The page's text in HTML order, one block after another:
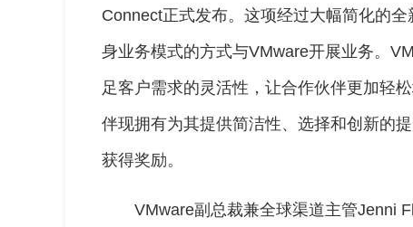
Connect正式发布。这项经过大幅简化的
身业务模式的方式与VMware开展业务。
足客户需求的灵活性，让合作伙伴更加轻
伴现拥有为其提供简洁性、选择和创新的
获得奖励。
VMware副总裁兼全球渠道主管Jenni